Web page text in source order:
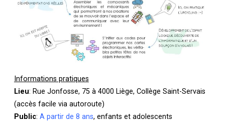
Informations pratiques
Lieu: Rue Jonfosse, 75 à 4000 Liège, Collège Saint-Servais
(accès facile via autoroute)
Public: A partir de 8 ans, enfants et adolescents